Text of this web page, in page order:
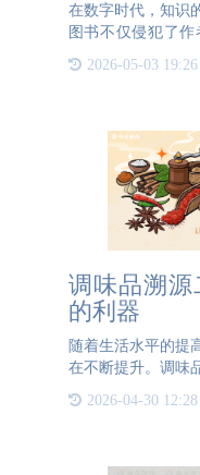
在数字时代，知识
图书不仅侵犯了作
进步，为知识产权
2026-05-03 19:26
调味品溯
的利器
随着生活水平的提
在不断提升。调味
关心的问题。为了
2026-04-30 12:28